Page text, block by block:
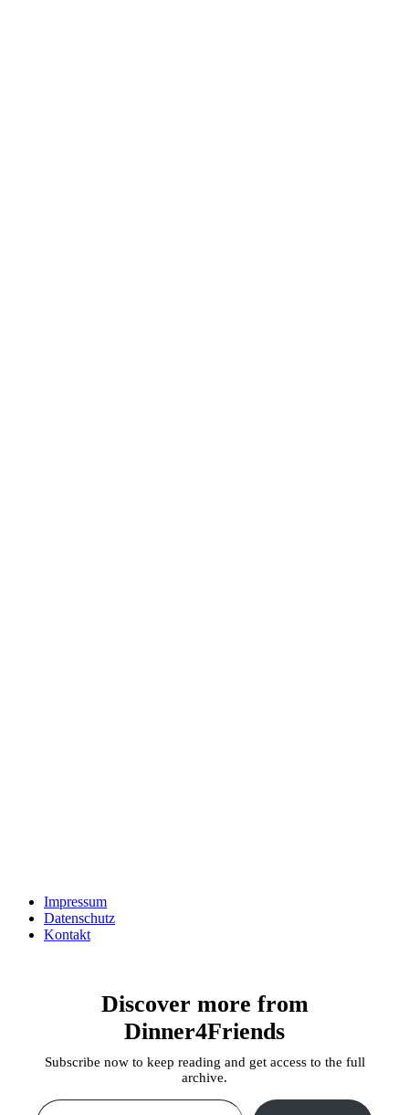
Impressum
Datenschutz
Kontakt
Discover more from
Dinner4Friends
Subscribe now to keep reading and get access to the full
archive.
Type your email…